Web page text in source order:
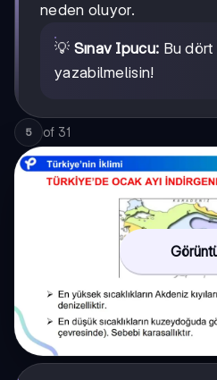
neden oluyor.
💡 Sınav Ipucu: Bu
yazabilmelisin!
5 of 31